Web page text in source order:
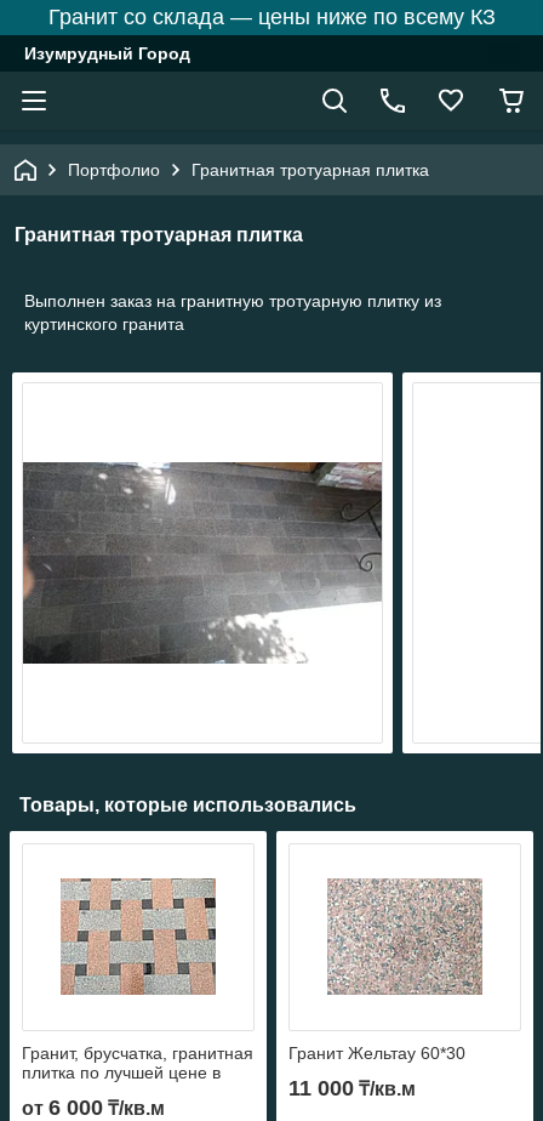
Гранит со склада — цены ниже по всему КЗ
Изумрудный Город
Портфолио Гранитная тротуарная плитка
Гранитная тротуарная плитка
Выполнен заказ на гранитную тротуарную плитку из
куртинского гранита
Товары, которые использовались
Гранит, брусчатка, гранитная
плитка по лучшей цене в
от 6 000 ₸/кв.м
Гранит Жельтау 60*30
11 000 ₸/кв.м